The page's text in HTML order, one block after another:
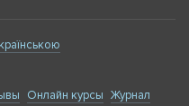
Онлайн курсы Журнал